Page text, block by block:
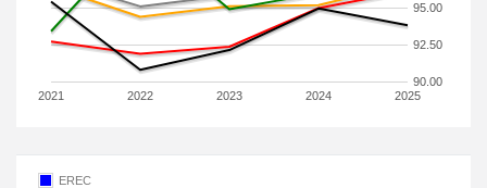
2021 2022 2023 2024 2025
90.00
92.50
95.00
EREC